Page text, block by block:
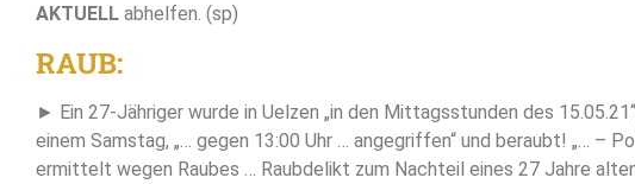
AKTUELL abhelfen. (sp)
RAUB:
► Ein 27-Jähriger wurde in Uelzen „in den Mittagsstunden des
einem Samstag, „… gegen 13:00 Uhr … angegriffen“ und beraubt! „… –
ermittelt wegen Raubes … Raubdelikt zum Nachteil eines 27 Jahre